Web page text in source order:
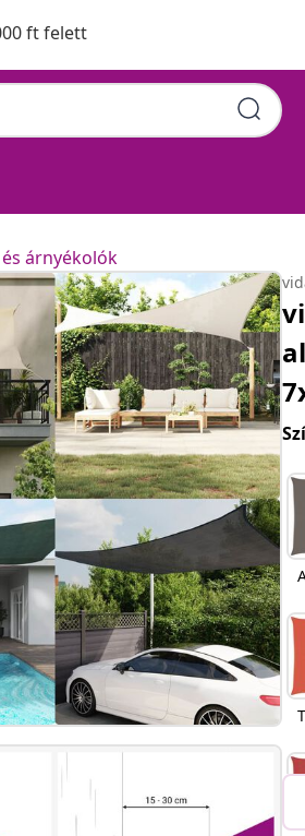
ft felett
árnyékolók